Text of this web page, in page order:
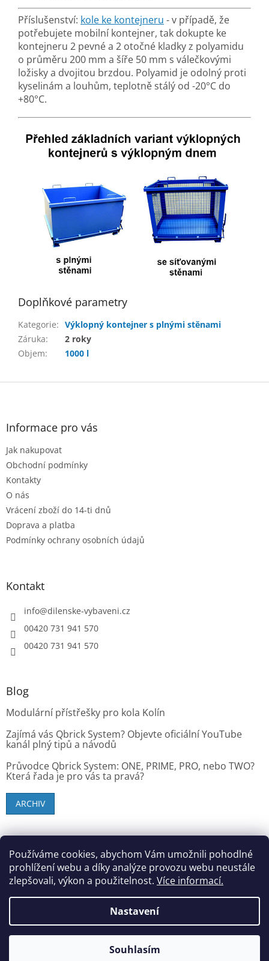
Používáme cookies, abychom Vám umožnili pohodlné
prohlížení webu a díky analýze provozu webu neustále
zlepšovali, výkon a použitelnost. Více informací.
Nastavení
Souhlasím
Příslušenství: kole ke kontejneru - v případě, že
potřebujete mobilní kontejner, tak dokupte ke
kontejneru 2 pevné a 2 otočné kladky z polyamidu
o průměru 200 mm a šíře 50 mm s válečkovými
ložisky a dvojitou brzdou. Polyamid je odolný proti
kyselinám a louhům, teplotně stálý od -20°C do
+80°C.
Doplňkové parametry
Kategorie: Výklopný kontejner s plnými stěnami
Záruka:
2 roky
Objem: 1000 l
Z
Informace pro vás
Jak nakupovat
Obchodní podmínky
Kontakty
O nás
Vrácení zboží do 14-ti dnů
Doprava a platba
Podmínky ochrany osobních údajů
Kontakt
info@dilenske-vybaveni.cz
00420 731 941 570
00420 731 941 570
Blog
Modulární přístřešky pro kola Kolín
Zajímá vás Qbrick System? Objevte oficiální YouTube
kanál plný tipů a návodů
Průvodce Qbrick System: ONE, PRIME, PRO, nebo TWO?
Která řada je pro vás ta pravá?
ARCHIV
Copyright 2026StandMar (Dílenské vybavení). Všechna
práva vyhrazena.